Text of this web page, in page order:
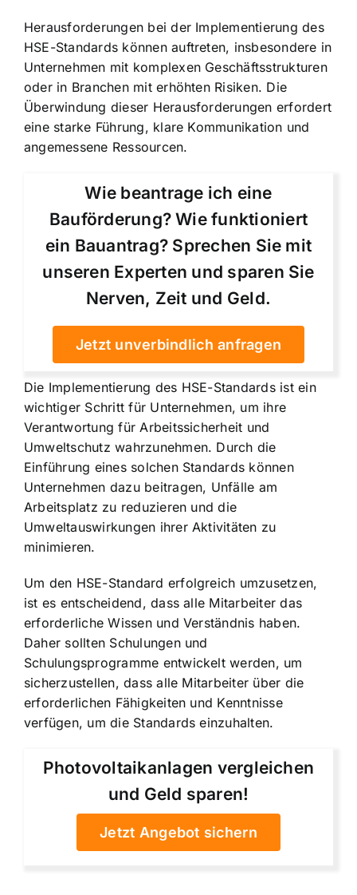
Herausforderungen bei der Implementierung des
HSE-Standards können auftreten, insbesondere in
Unternehmen mit komplexen Geschäftsstrukturen
oder in Branchen mit erhöhten Risiken. Die
Überwindung dieser Herausforderungen erfordert
eine starke Führung, klare Kommunikation und
angemessene Ressourcen.
Wie beantrage ich eine
Bauförderung? Wie funktioniert
ein Bauantrag? Sprechen Sie mit
unseren Experten und sparen Sie
Nerven, Zeit und Geld.
Jetzt unverbindlich anfragen
Die Implementierung des HSE-Standards ist ein
wichtiger Schritt für Unternehmen, um ihre
Verantwortung für Arbeitssicherheit und
Umweltschutz wahrzunehmen. Durch die
Einführung eines solchen Standards können
Unternehmen dazu beitragen, Unfälle am
Arbeitsplatz zu reduzieren und die
Umweltauswirkungen ihrer Aktivitäten zu
minimieren.
Um den HSE-Standard erfolgreich umzusetzen,
ist es entscheidend, dass alle Mitarbeiter das
erforderliche Wissen und Verständnis haben.
Daher sollten Schulungen und
Schulungsprogramme entwickelt werden, um
sicherzustellen, dass alle Mitarbeiter über die
erforderlichen Fähigkeiten und Kenntnisse
verfügen, um die Standards einzuhalten.
Photovoltaikanlagen vergleichen
und Geld sparen!
Jetzt Angebot sichern